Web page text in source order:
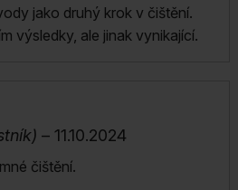
jako druhý krok v čištění.
výsledky, ale jinak vynikající.
– 11.10.2024
čištění.